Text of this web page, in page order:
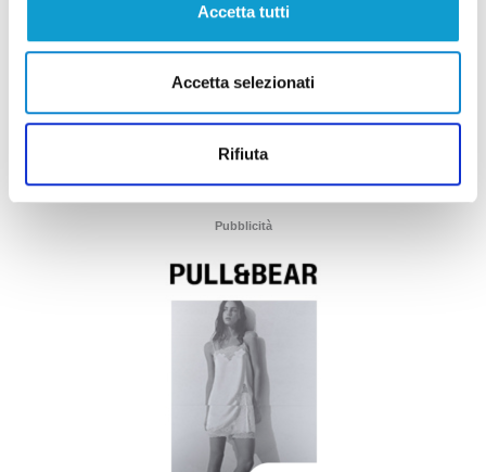
Accetta tutti
Accetta selezionati
Rifiuta
Pubblicità